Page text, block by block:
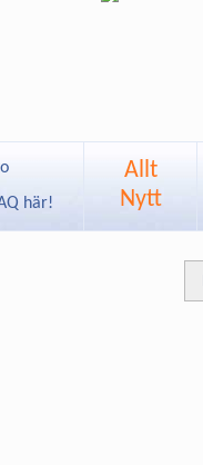
här!
Allt
Nytt